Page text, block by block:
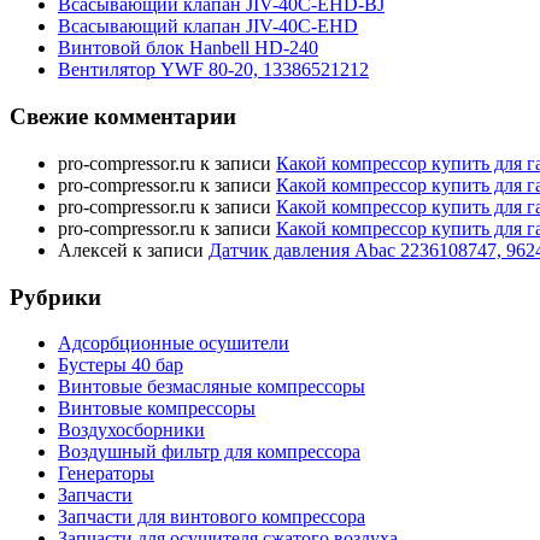
Всасывающий клапан JIV-40C-EHD-BJ
Всасывающий клапан JIV-40C-EHD
Винтовой блок Hanbell HD-240
Вентилятор YWF 80-20, 13386521212
Свежие комментарии
pro-compressor.ru к записи Какой компрессор купить для
pro-compressor.ru к записи Какой компрессор купить для
pro-compressor.ru к записи Какой компрессор купить для
pro-compressor.ru к записи Какой компрессор купить для
Алексей к записи Датчик давления Abac 2236108747,
Рубрики
Адсорбционные осушители
Бустеры 40 бар
Винтовые безмасляные компрессоры
Винтовые компрессоры
Воздухосборники
Воздушный фильтр для компрессора
Генераторы
Запчасти
Запчасти для винтового компрессора